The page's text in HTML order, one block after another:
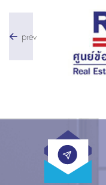
prev